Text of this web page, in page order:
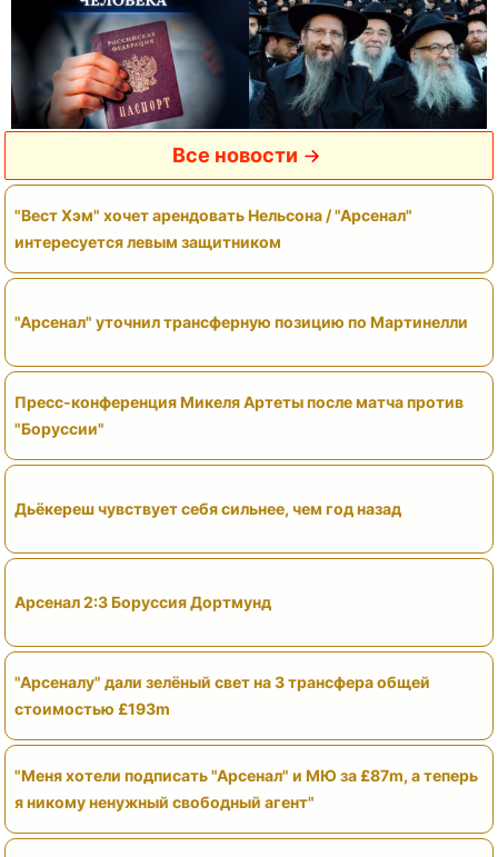
Все новости
"Вест Хэм" хочет арендовать Нельсона / "Арсенал"
интересуется левым защитником
"Арсенал" уточнил трансферную позицию по Мартинелли
Пресс-конференция Микеля Артеты после матча против
"Боруссии"
Дьёкереш чувствует себя сильнее, чем год назад
Арсенал 2:3 Боруссия Дортмунд
"Арсеналу" дали зелёный свет на 3 трансфера общей
стоимостью £193m
"Меня хотели подписать "Арсенал" и МЮ за £87m, а теперь
я никому ненужный свободный агент"